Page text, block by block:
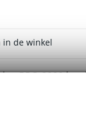
in de winkel
PRO 2000